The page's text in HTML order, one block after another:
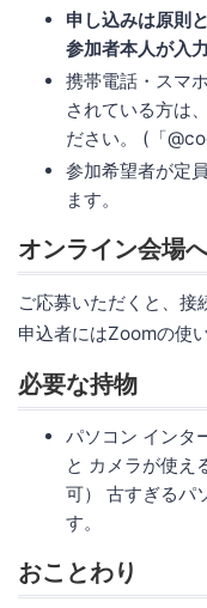
申し込みは原則
参加者本人が入
携帯電話・スマ
されている方は
ださい。 (「
参加希望者が定
ます。
オンライン会場
ご応募いただくと、接
申込者にはZoomの使
必要な持物
パソコン インタ
と カメラが使え
可） 古すぎるパ
す。
おことわり